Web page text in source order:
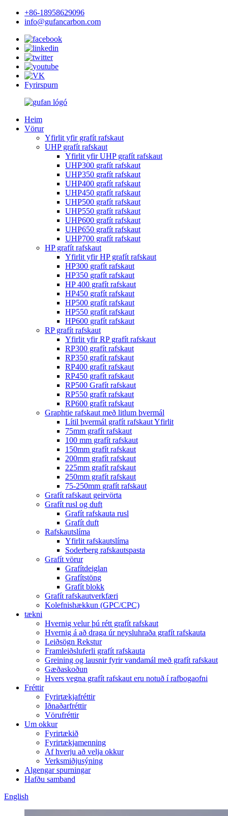
+86-18958629096
info@gufancarbon.com
Fyrirspurn
Heim
Vörur
Yfirlit yfir grafít rafskaut
UHP grafít rafskaut
Yfirlit yfir UHP grafít rafskaut
UHP300 grafít rafskaut
UHP350 grafít rafskaut
UHP400 grafít rafskaut
UHP450 grafít rafskaut
UHP500 grafít rafskaut
UHP550 grafít rafskaut
UHP600 grafít rafskaut
UHP650 grafít rafskaut
UHP700 grafít rafskaut
HP grafít rafskaut
Yfirlit yfir HP grafít rafskaut
HP300 grafít rafskaut
HP350 grafít rafskaut
HP 400 grafít rafskaut
HP450 grafít rafskaut
HP500 grafít rafskaut
HP550 grafít rafskaut
HP600 grafít rafskaut
RP grafít rafskaut
Yfirlit yfir RP grafít rafskaut
RP300 grafít rafskaut
RP350 grafít rafskaut
RP400 grafít rafskaut
RP450 grafít rafskaut
RP500 Grafít rafskaut
RP550 grafít rafskaut
RP600 grafít rafskaut
Graphtie rafskaut með litlum þvermál
Lítil þvermál grafít rafskaut Yfirlit
75mm grafít rafskaut
100 mm grafít rafskaut
150mm grafít rafskaut
200mm grafít rafskaut
225mm grafít rafskaut
250mm grafít rafskaut
75-250mm grafít rafskaut
Grafít rafskaut geirvörta
Grafít rusl og duft
Grafít rafskauta rusl
Grafít duft
Rafskautslíma
Yfirlit rafskautslíma
Soderberg rafskautspasta
Grafít vörur
Grafítdeiglan
Grafítstöng
Grafít blokk
Grafít rafskautverkfæri
Kolefnishækkun (GPC/CPC)
tækni
Hvernig velur þú rétt grafít rafskaut
Hvernig á að draga úr neysluhraða grafít rafskauta
Leiðsögn Rekstur
Framleiðsluferli grafít rafskauta
Greining og lausnir fyrir vandamál með grafít rafskaut
Gæðaskoðun
Hvers vegna grafít rafskaut eru notuð í rafbogaofni
Fréttir
Fyrirtækjafréttir
Iðnaðarfréttir
Vörufréttir
Um okkur
Fyrirtækið
Fyrirtækjamenning
Af hverju að velja okkur
Verksmiðjusýning
Algengar spurningar
Hafðu samband
English